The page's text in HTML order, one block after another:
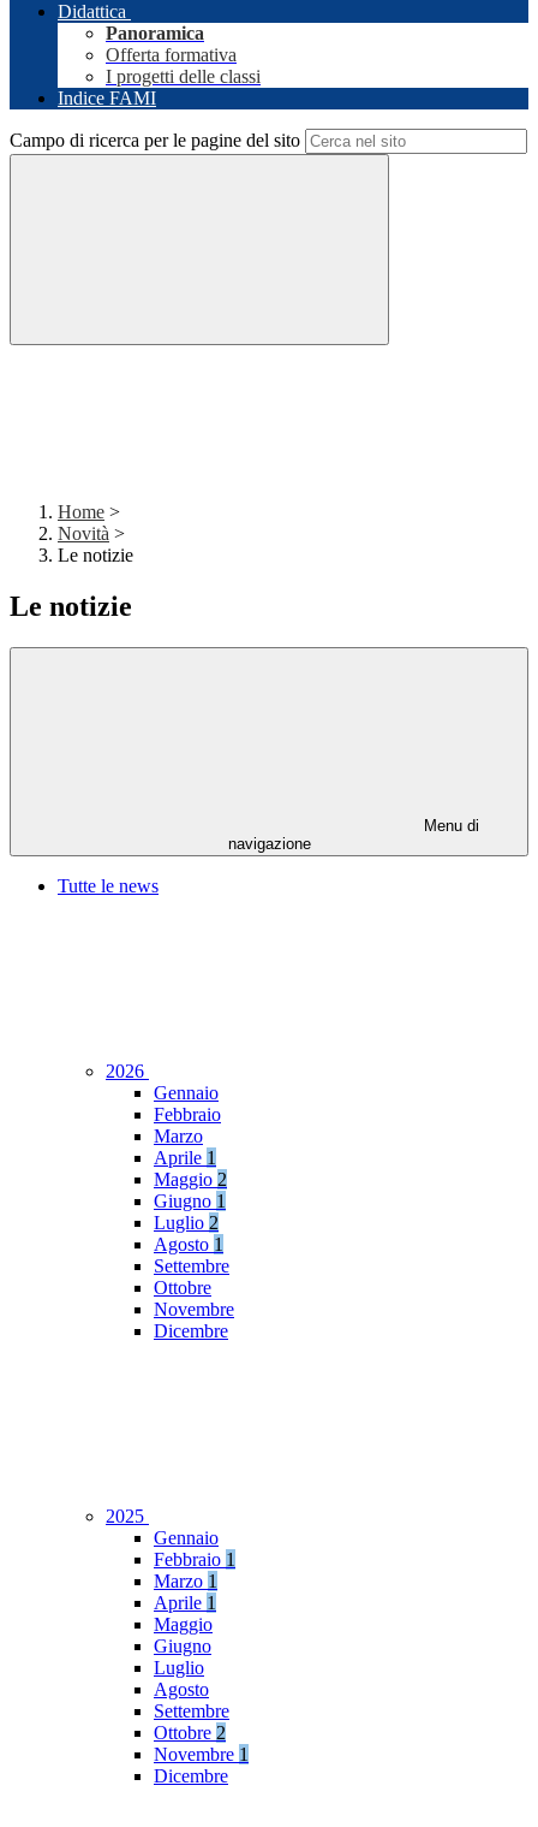
Didattica
Panoramica
Offerta formativa
I progetti delle classi
Indice FAMI
Campo di ricerca per le pagine del sito
Home >
Novità >
Le notizie
Le notizie
Menu di
navigazione
Tutte le news
2026
Gennaio
Febbraio
Marzo
Aprile 1
Maggio 2
Giugno 1
Luglio 2
Agosto 1
Settembre
Ottobre
Novembre
Dicembre
2025
Gennaio
Febbraio 1
Marzo 1
Aprile 1
Maggio
Giugno
Luglio
Agosto
Settembre
Ottobre 2
Novembre 1
Dicembre